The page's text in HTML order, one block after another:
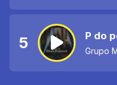
5 P do
Grupo